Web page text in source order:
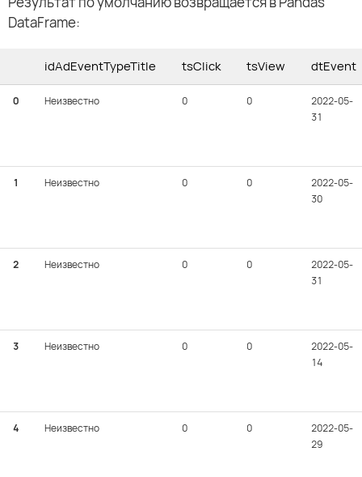
DataFrame:
idAdEventTypeTitle tsClick tsView dtEvent
0 Неизвестно 0 0
2022-05-
31
1 Неизвестно 0 0
2022-05-
30
2 Неизвестно 0 0
2022-05-
31
3 Неизвестно 0 0
2022-05-
14
4 Неизвестно 0 0
2022-05-
29